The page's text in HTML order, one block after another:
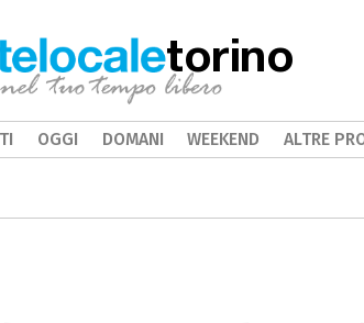
torino
OGGI DOMANI WEEKEND ALTRE